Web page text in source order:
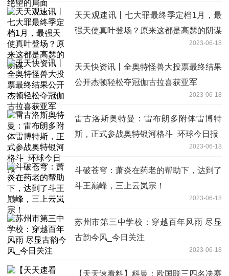
天天观速讯丨七大罪最终季定档1月，最
强天使真叶登场？原来这都是高瑟的阴谋
2023-06-18
天天快资讯丨全奥特怪兽大投票最终结果
公开杰顿轻松夺冠伽古拉喜获亚军
2023-06-18
雷古洛斯奥特曼：雷布朗多附体雷博特
斯，正式参战奥特银河格斗_环球今日报
2023-06-18
斗破苍穹：萧炎在药老的帮助下，达到了
斗王巅峰，三上云岚宗！
2023-06-18
苏州市第三中学校：穿越百年风雨 尽显
古韵今风_今日关注
2023-06-18
【天天速看料】科曼：欧国联三四名决赛